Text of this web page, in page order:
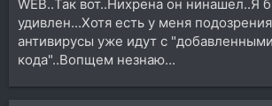
WEB..Так вот..Нихрена он нинашел..Я
удивлен...Хотя есть у меня
антивирусы уже идут с
кода"..Вопщем незнаю...